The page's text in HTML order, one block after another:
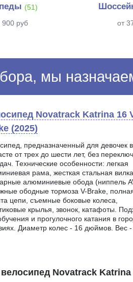
(51)
900 руб
от
мы
Novatrack Katrina 16
(2025)
предназначенный для девочек в
от трех до шести лет, без
Технические особенности: легкая
рама, жесткая стальная вилка,
алюминиевые обода (ниппель
ободные тормоза V-Brake,
цепи, съемные боковые колеса,
крылья, звонок, катафоты.
и прогулочного катания в
Диаметр колес - 16 дюймов. Вес -
велосипед Novatrack Katrina